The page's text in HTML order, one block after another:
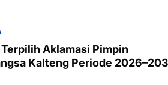
Aklamasi Pimpin
Kalteng Periode 2026–2031